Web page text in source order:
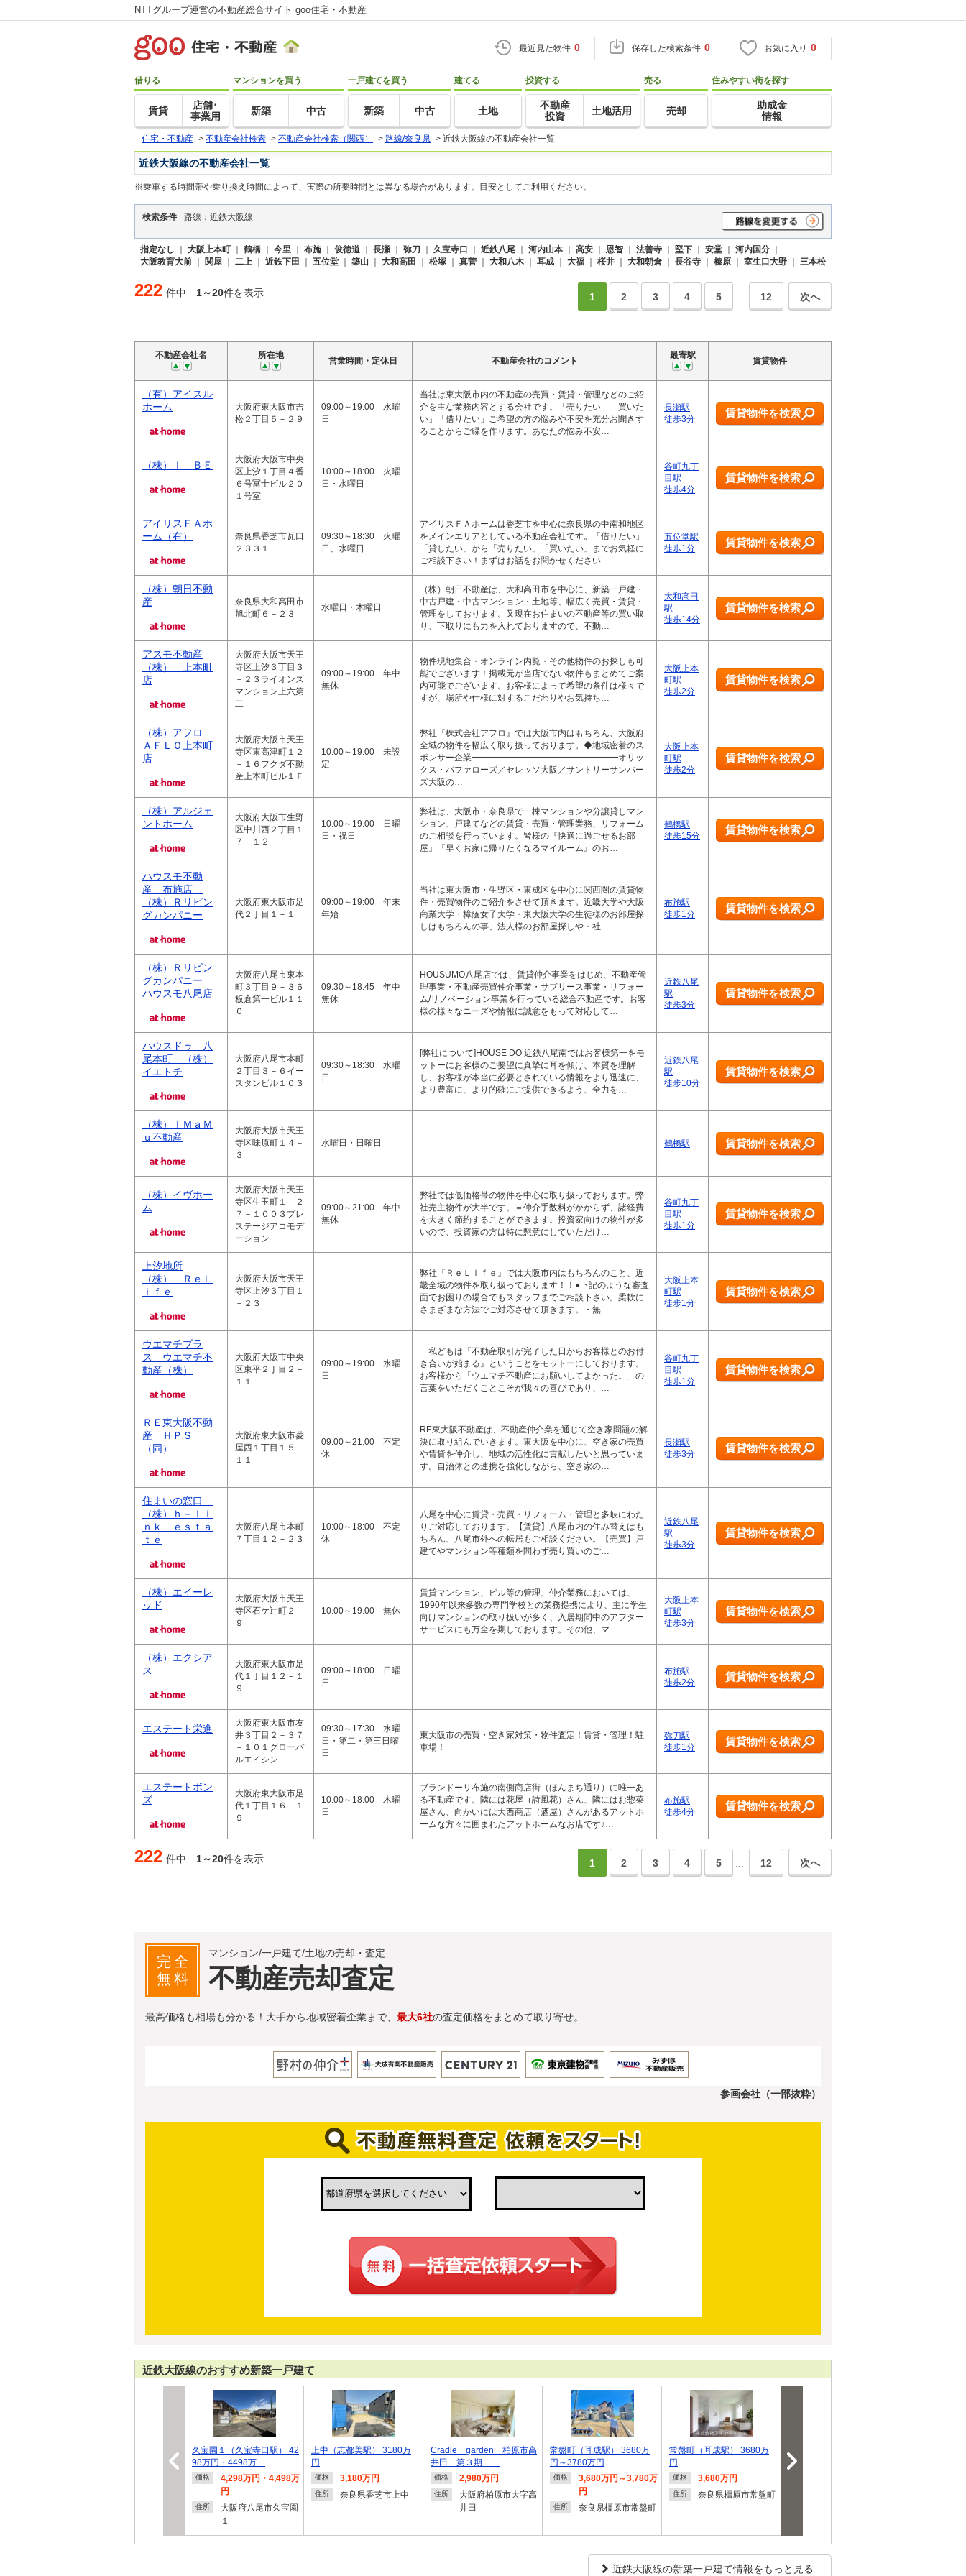
NTTグループ運営の不動産総合サイト goo住宅・不動産
最近見た物件 0 保存した検索条件 0 お気に入り 0
借りる
賃貸
店舗･
事業用
マンションを買う
新築 中古
一戸建てを買う
新築 中古
建てる
土地
投資する
不動産
投資
土地活用
売る
売却
住みやすい街を探す
助成金
情報
住宅・不動産 > 不動産会社検索 > 不動産会社検索（関西） > 路線/奈良県 > 近鉄大阪線の不動産会社一覧
近鉄大阪線の不動産会社一覧
※乗車する時間帯や乗り換え時間によって、実際の所要時間とは異なる場合があります。目安としてご利用ください。
検索条件 路線：近鉄大阪線
指定なし ｜ 大阪上本町 ｜ 鶴橋 ｜ 今里 ｜ 布施 ｜ 俊徳道 ｜ 長瀬 ｜ 弥刀 ｜ 久宝寺口 ｜ 近鉄八尾 ｜ 河内山本 ｜ 高安 ｜ 恩智 ｜ 法善寺 ｜ 堅下 ｜ 安堂 ｜ 河内国分 ｜
大阪教育大前 ｜ 関屋 ｜ 二上 ｜ 近鉄下田 ｜ 五位堂 ｜ 築山 ｜ 大和高田 ｜ 松塚 ｜ 真菅 ｜ 大和八木 ｜ 耳成 ｜ 大福 ｜ 桜井 ｜ 大和朝倉 ｜ 長谷寺 ｜ 榛原 ｜ 室生口大野 ｜ 三本松
222 件中 1～20件を表示 1 2 3 4 5 … 12 次へ
不動産会社名 所在地
営業時間・定休日 不動産会社のコメント
最寄駅
賃貸物件
（有）アイスル
ホーム
大阪府東大阪市吉
松２丁目５－２９
09:00～19:00 水曜
日
当社は東大阪市内の不動産の売買・賃貸・管理などのご紹
介を主な業務内容とする会社です。「売りたい」「買いた
い」「借りたい」ご希望の方の悩みや不安を充分お聞きす
ることからご縁を作ります。あなたの悩み不安…
長瀬駅
徒歩3分
賃貸物件を検索
（株）Ｉ ＢＥ
大阪府大阪市中央
区上汐１丁目４番
６号冨士ビル２０
１号室
10:00～18:00 火曜
日・水曜日
谷町九丁
目駅
徒歩4分
賃貸物件を検索
アイリスＦＡホ
ーム（有）
奈良県香芝市瓦口
２３３１
09:30～18:30 火曜
日、水曜日
アイリスＦＡホームは香芝市を中心に奈良県の中南和地区
をメインエリアとしている不動産会社です。「借りたい」
「貸したい」から「売りたい」「買いたい」までお気軽に
ご相談下さい！まずはお話をお聞かせください…
五位堂駅
徒歩1分
賃貸物件を検索
（株）朝日不動
産
奈良県大和高田市
旭北町６－２３
水曜日・木曜日
（株）朝日不動産は、大和高田市を中心に、新築一戸建・
中古戸建・中古マンション・土地等、幅広く売買・賃貸・
管理をしております。又現在お住まいの不動産等の買い取
り、下取りにも力を入れておりますので、不動…
大和高田
駅
徒歩14分
賃貸物件を検索
アスモ不動産
（株） 上本町
店
大阪府大阪市天王
寺区上汐３丁目３
－２３ライオンズ
マンション上六第
二
09:00～19:00 年中
無休
物件現地集合・オンライン内覧・その他物件のお探しも可
能でございます！掲載元が当店でない物件もまとめてご案
内可能でございます。お客様によって希望の条件は様々で
すが、場所や仕様に対するこだわりやお気持ち…
大阪上本
町駅
徒歩2分
賃貸物件を検索
（株）アフロ
ＡＦＬＯ上本町
店
大阪府大阪市天王
寺区東高津町１２
－１６フクダ不動
産上本町ビル１Ｆ
10:00～19:00 未設
定
弊社『株式会社アフロ』では大阪市内はもちろん、大阪府
全域の物件を幅広く取り扱っております。◆地域密着のス
ポンサー企業━━━━━━━━━━━━━━━━━オリッ
クス・バファローズ／セレッソ大阪／サントリーサンバー
ズ大阪の…
大阪上本
町駅
徒歩2分
賃貸物件を検索
（株）アルジェ
ントホーム
大阪府大阪市生野
区中川西２丁目１
７－１２
10:00～19:00 日曜
日・祝日
弊社は、大阪市・奈良県で一棟マンションや分譲貸しマン
ション、戸建てなどの賃貸・売買・管理業務、リフォーム
のご相談を行っています。皆様の『快適に過ごせるお部
屋』『早くお家に帰りたくなるマイルーム』のお…
鶴橋駅
徒歩15分
賃貸物件を検索
ハウスモ不動
産 布施店
（株）Ｒリビン
グカンパニー
大阪府東大阪市足
代２丁目１－１
09:00～19:00 年末
年始
当社は東大阪市・生野区・東成区を中心に関西圏の賃貸物
件・売買物件のご紹介をさせて頂きます。近畿大学や大阪
商業大学・樟蔭女子大学・東大阪大学の生徒様のお部屋探
しはもちろんの事、法人様のお部屋探しや・社…
布施駅
徒歩1分
賃貸物件を検索
（株）Ｒリビン
グカンパニー
ハウスモ八尾店
大阪府八尾市東本
町３丁目９－３６
板倉第一ビル１１
０
09:30～18:45 年中
無休
HOUSUMO八尾店では、賃貸仲介事業をはじめ、不動産管
理事業・不動産売買仲介事業・サブリース事業・リフォー
ム/リノベーション事業を行っている総合不動産です。お客
様の様々なニーズや情報に誠意をもって対応して…
近鉄八尾
駅
徒歩3分
賃貸物件を検索
ハウスドゥ 八
尾本町 （株）
イエトチ
大阪府八尾市本町
２丁目３－６イー
スタンビル１０３
09:30～18:30 水曜
日
[弊社について]HOUSE DO 近鉄八尾南ではお客様第一をモ
ットーにお客様のご要望に真摯に耳を傾け、本質を理解
し、お客様が本当に必要とされている情報をより迅速に、
より豊富に、より的確にご提供できるよう、全力を…
近鉄八尾
駅
徒歩10分
賃貸物件を検索
（株）ＩＭａＭ
ｕ不動産
大阪府大阪市天王
寺区味原町１４－
３
水曜日・日曜日 鶴橋駅 賃貸物件を検索
（株）イヴホー
ム
大阪府大阪市天王
寺区生玉町１－２
７－１００３プレ
ステージアコモデ
ーション
09:00～21:00 年中
無休
弊社では低価格帯の物件を中心に取り扱っております。弊
社売主物件が大半です。＝仲介手数料がかからず、諸経費
を大きく節約することができます。投資家向けの物件が多
いので、投資家の方は特に懇意にしていただけ…
谷町九丁
目駅
徒歩1分
賃貸物件を検索
上汐地所
（株） ＲｅＬ
ｉｆｅ
大阪府大阪市天王
寺区上汐３丁目１
－２３
弊社『ＲｅＬｉｆｅ』では大阪市内はもちろんのこと、近
畿全域の物件を取り扱っております！！●下記のような審査
面でお困りの場合でもスタッフまでご相談下さい。柔軟に
さまざまな方法でご対応させて頂きます。・無…
大阪上本
町駅
徒歩1分
賃貸物件を検索
ウエマチプラ
ス ウエマチ不
動産（株）
大阪府大阪市中央
区東平２丁目２－
１１
09:00～19:00 水曜
日
私どもは『不動産取引が完了した日からお客様とのお付
き合いが始まる』ということをモットーにしております。
お客様から「ウエマチ不動産にお願いしてよかった。」の
言葉をいただくことこそが我々の喜びであり、…
谷町九丁
目駅
徒歩1分
賃貸物件を検索
ＲＥ東大阪不動
産 ＨＰＳ
（同）
大阪府東大阪市菱
屋西１丁目１５－
１１
09:00～21:00 不定
休
RE東大阪不動産は、不動産仲介業を通じて空き家問題の解
決に取り組んでいきます。東大阪を中心に、空き家の売買
や賃貸を仲介し、地域の活性化に貢献したいと思っていま
す。自治体との連携を強化しながら、空き家の…
長瀬駅
徒歩3分
賃貸物件を検索
住まいの窓口
（株）ｈ－ｌｉ
ｎｋ ｅｓｔａ
ｔｅ
大阪府八尾市本町
７丁目１２－２３
10:00～18:00 不定
休
八尾を中心に賃貸・売買・リフォーム・管理と多岐にわた
りご対応しております。【賃貸】八尾市内の住み替えはも
ちろん、八尾市外への転居もご相談ください。【売買】戸
建てやマンション等種類を問わず売り買いのご…
近鉄八尾
駅
徒歩3分
賃貸物件を検索
（株）エイーレ
ッド
大阪府大阪市天王
寺区石ケ辻町２－
９
10:00～19:00 無休
賃貸マンション、ビル等の管理、仲介業務においては、
1990年以来多数の専門学校との業務提携により、主に学生
向けマンションの取り扱いが多く、入居期間中のアフター
サービスにも万全を期しております。その他、マ…
大阪上本
町駅
徒歩3分
賃貸物件を検索
（株）エクシア
ス
大阪府東大阪市足
代１丁目１２－１
９
09:00～18:00 日曜
日
布施駅
徒歩2分
賃貸物件を検索
エステート栄進
大阪府東大阪市友
井３丁目２－３７
－１０１グローバ
ルエイシン
09:30～17:30 水曜
日・第二・第三日曜
日
東大阪市の売買・空き家対策・物件査定！賃貸・管理！駐
車場！
弥刀駅
徒歩1分
賃貸物件を検索
エステートボン
ズ
大阪府東大阪市足
代１丁目１６－１
９
10:00～18:00 木曜
日
ブランドーリ布施の南側商店街（ほんまち通り）に唯一あ
る不動産です。隣には花屋（詩風花）さん、隣にはお惣菜
屋さん、向かいには大西商店（酒屋）さんがあるアットホ
ームな方々に囲まれたアットホームなお店です♪…
布施駅
徒歩4分
賃貸物件を検索
222 件中 1～20件を表示 1 2 3 4 5 … 12 次へ
完全
無料
マンション/一戸建て/土地の売却・査定
不動産売却査定
最高価格も相場も分かる！大手から地域密着企業まで、 最大6社の査定価格をまとめて取り寄せ。
参画会社（一部抜粋）
近鉄大阪線のおすすめ新築一戸建て
久宝園１（久宝寺口駅） 42
98万円・4498万…
価格
4,298万円・4,498万
円
住所
大阪府八尾市久宝園
１
上中（志都美駅） 3180万
円
価格 3,180万円
住所 奈良県香芝市上中
Cradle garden 柏原市高
井田 第３期 …
価格 2,980万円
住所
大阪府柏原市大字高
井田
常盤町（耳成駅） 3680万
円～3780万円
価格
3,680万円～3,780万
円
住所 奈良県橿原市常盤町
常盤町（耳成駅） 3680万
円
価格 3,680万円
住所 奈良県橿原市常盤町
万円
近鉄大阪線の新築一戸建て情報をもっと見る